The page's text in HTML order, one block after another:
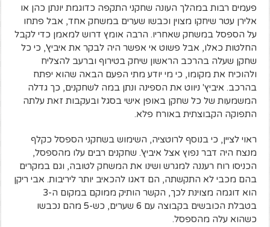
פעמים רבות במהלך העונה שחקני התקפה כדוגמת יונתן כהן או
אלירן עטר שיחקו מצוין וכבשו שערים במשחק אחד, אבל פתחו
על הספסל במשחק שאחריו. הרבה אומץ דרוש למאמן כדי לקבל
החלטות כאלו, אבל פשוט אי אפשר היה לבקר את איביץ', כי כל
שחקן שעלה בהרכב הראשון שיחק בטירוף וברעב להצליח
ולהוכיח את מקומו, כי מי יודע מתי הפעם הבאה שהוא יפתח
בהרכב. איביץ' ניווט את הספינה ונתן במה לשחקנים, כך גדלה
המשמעות של כל שחקן באופן אישי בסגל ובעקבות זאת עלתה
התפוקה הקבוצתית באורח פלא.
ראוי לציין, כי בנוסף לרוטציה, השימוש בשחקני הספסל כקלף
מנצח היה דבר נפוץ אצל איביץ'. שחקנים רבים עלו מהספסל,
הכניסו רוח רעננה למגרש ושינו את המשחק לטובה, וגם במקרים
בהם מכבי לא התקשתה, הם דאגו להכאיב יותר ליריבות. אבי ריקן
הוא דוגמה מצוינת לכך, הקשר הותיק ממוקם במקום ה-3
בטבלת הכובשים בקבוצה עם 6 שערים, כש-5 מהם נכבשו
כשהוא עלה מהספסל.